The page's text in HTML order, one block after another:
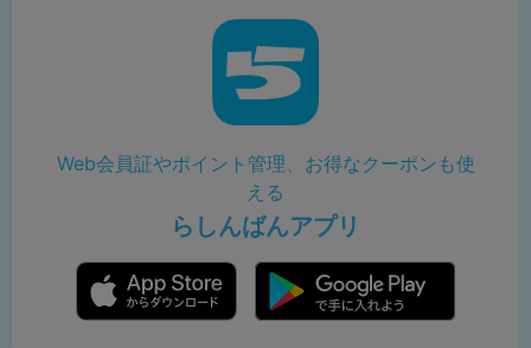
Web会員証やポイント管理、お得なクーポンも使
える
らしんばんアプリ